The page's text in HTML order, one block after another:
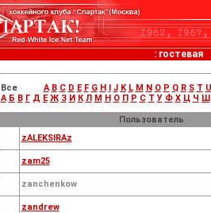
: гостевая
Все A B C D E F G H I J K L M N O P Q R S T U
А Б В Г Д Е Ж З И К Л М Н О П Р С Т У Ф Х Ц Ч Ш
Пользователь
zALEKSIRAz
zam25
zanchenkow
zandrew